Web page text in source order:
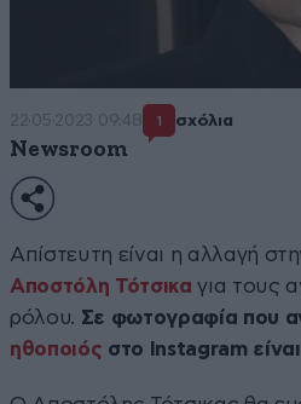
22·05·2023 09:48 1 σχόλια
Newsroom
Απίστευτη είναι η αλλαγή
Αποστόλη Τότσικα για τους
ρόλου. Σε φωτογραφία που
ηθοποιός στο Instagram